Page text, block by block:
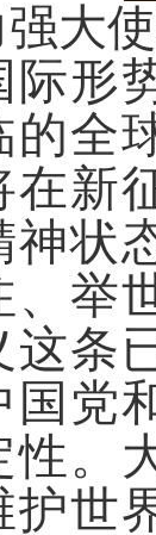
强大
际形
的全
在新
神状
、举
这条
国党
性。
护世